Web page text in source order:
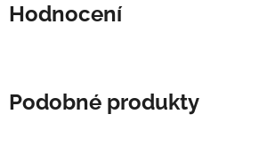
Hodnocení
Podobné produkty